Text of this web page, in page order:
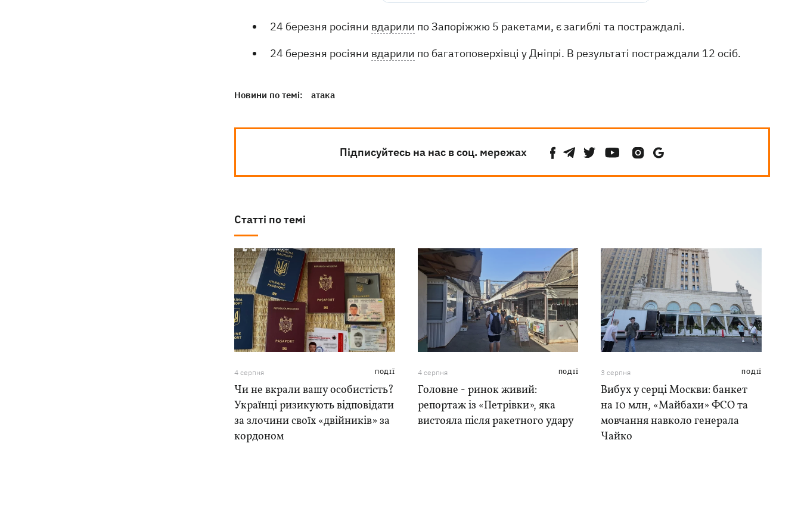
24 березня росіяни вдарили по Запоріжжю 5 ракетами, є загиблі та постраждалі.
24 березня росіяни вдарили по багатоповерхівці у Дніпрі. В результаті постраждали 12 осіб.
Новини по темі: атака
Підписуйтесь на нас в соц. мережах
Статті по темі
4 серпня ПОДІЇ
Чи не вкрали вашу особистість?
Українці ризикують відповідати
за злочини своїх «двійників» за
кордоном
4 серпня ПОДІЇ
Головне - ринок живий:
репортаж із «Петрівки», яка
вистояла після ракетного удару
3 серпня ПОДІЇ
Вибух у серці Москви: банкет
на 10 млн, «Майбахи» ФСО та
мовчання навколо генерала
Чайко